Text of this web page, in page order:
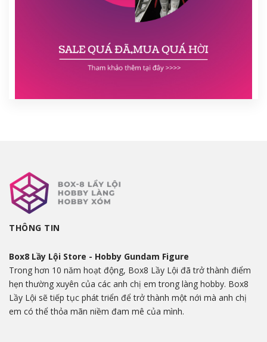
THÔNG TIN
Box8 Lầy Lội Store - Hobby Gundam Figure
Trong hơn 10 năm hoạt động, Box8 Lầy Lội đã trở thành điểm
hẹn thường xuyên của các anh chị em trong làng hobby. Box8
Lầy Lội sẽ tiếp tục phát triển để trở thành một nới mà anh chị
em có thể thỏa mãn niềm đam mê của mình.